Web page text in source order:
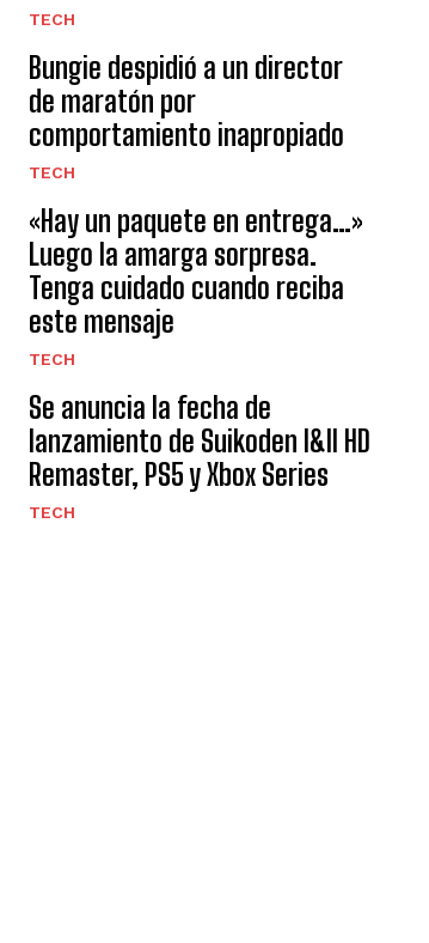
TECH
Bungie despidió a un director
de maratón por
comportamiento inapropiado
TECH
«Hay un paquete en entrega…»
Luego la amarga sorpresa.
Tenga cuidado cuando reciba
este mensaje
TECH
Se anuncia la fecha de
lanzamiento de Suikoden I&II HD
Remaster, PS5 y Xbox Series
TECH